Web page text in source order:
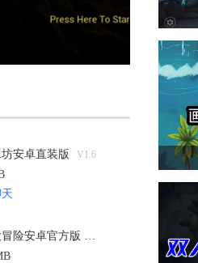
安卓直装版 V1.6
v2.0.1